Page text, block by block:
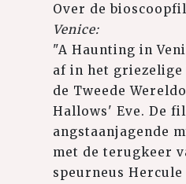
Over de
Venice:
"A Haunting in
af in het griezelige
de Tweede
Hallows' Eve. De
angstaanjagende
met de terugkeer
speurneus